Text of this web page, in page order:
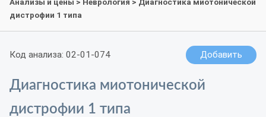
дистрофии 1 типа
Код анализа: 02-01-074 Добавить
Диагностика миотонической
дистрофии 1 типа